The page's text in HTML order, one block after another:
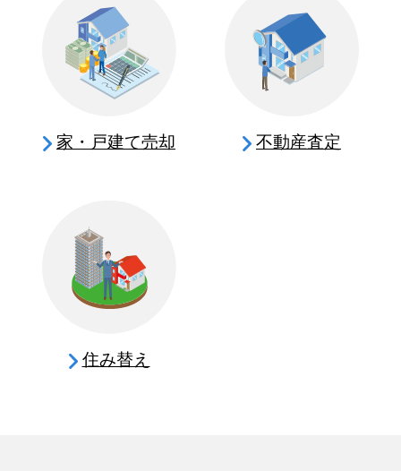
家・戸建て売却 不動産査定
住み替え